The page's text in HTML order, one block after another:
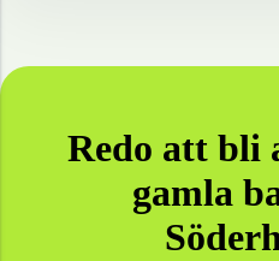
Redo att bli
gamla